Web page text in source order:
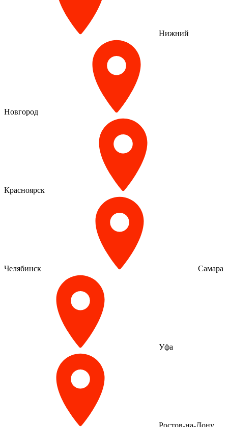
Нижний
Новгород
Красноярск
Челябинск Самара
Уфа
Ростов-на-Дону